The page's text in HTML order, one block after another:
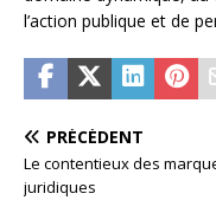
l’action publique et de
PRÉCÉDENT
Le contentieux des
juridiques